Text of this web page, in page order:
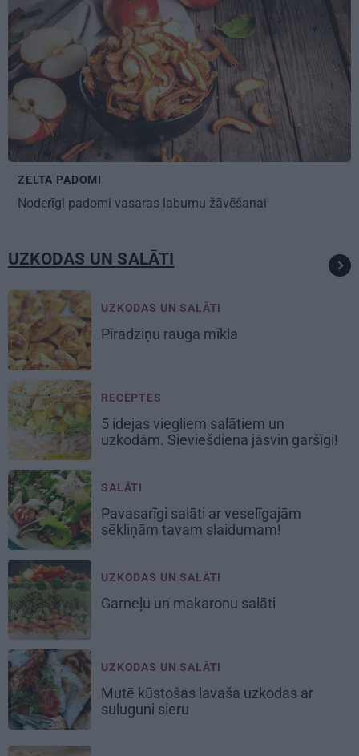
ZELTA PADOMI
Noderīgi padomi vasaras labumu žāvēšanai
UZKODAS UN SALĀTI
UZKODAS UN SALĀTI
Pīrādziņu rauga mīkla
RECEPTES
5 idejas viegliem salātiem un
uzkodām. Sieviešdiena jāsvin garšīgi!
SALĀTI
Pavasarīgi salāti ar veselīgajām
sēkliņām tavam slaidumam!
UZKODAS UN SALĀTI
Garneļu un makaronu salāti
UZKODAS UN SALĀTI
Mutē kūstošas lavaša uzkodas ar
suluguni sieru